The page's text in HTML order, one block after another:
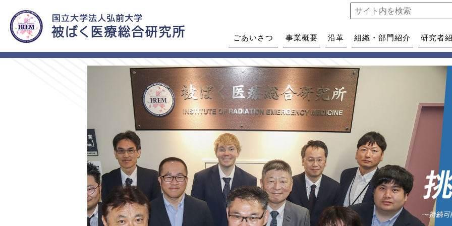
ごあいさつ 事業概要 沿革 組織・部門紹介 研究者